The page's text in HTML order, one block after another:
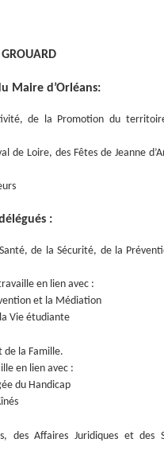
Maire d’Orléans:
de la Promotion du
de Loire, des Fêtes de Jeanne
:
de la Sécurité, de la
en lien avec :
et la Médiation
Vie étudiante
de la Famille.
en lien avec :
du Handicap
des Affaires Juridiques et des